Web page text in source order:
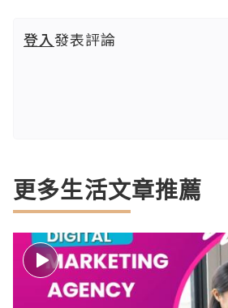
登入發表評論
更多生活文章推薦